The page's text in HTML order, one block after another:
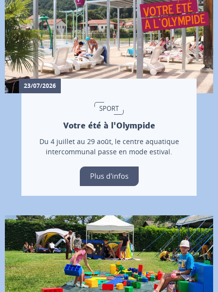
23/07/2026
SPORT
Votre été à l'Olympide
Du 4 juillet au 29 août, le centre aquatique
intercommunal passe en mode estival.
Plus d'infos